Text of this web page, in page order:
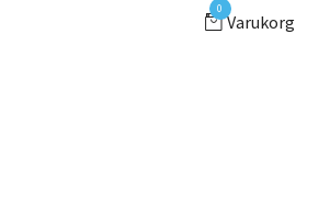
0
Varukorg